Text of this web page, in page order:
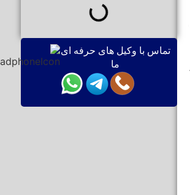
تماس با وکیل های حرفه ای
ما